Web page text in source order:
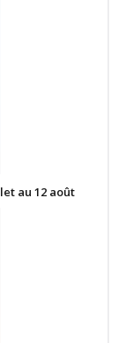
au 12 août